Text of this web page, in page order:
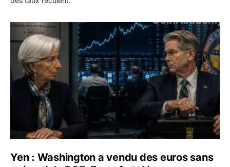
Yen : Washington a vendu des euros sans prévenir la
Yen : Washington a vendu des euros sans